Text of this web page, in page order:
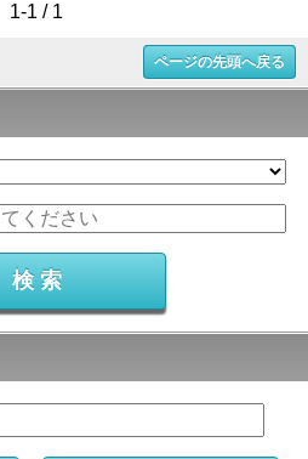
1-1 / 1
ページの先頭へ戻る